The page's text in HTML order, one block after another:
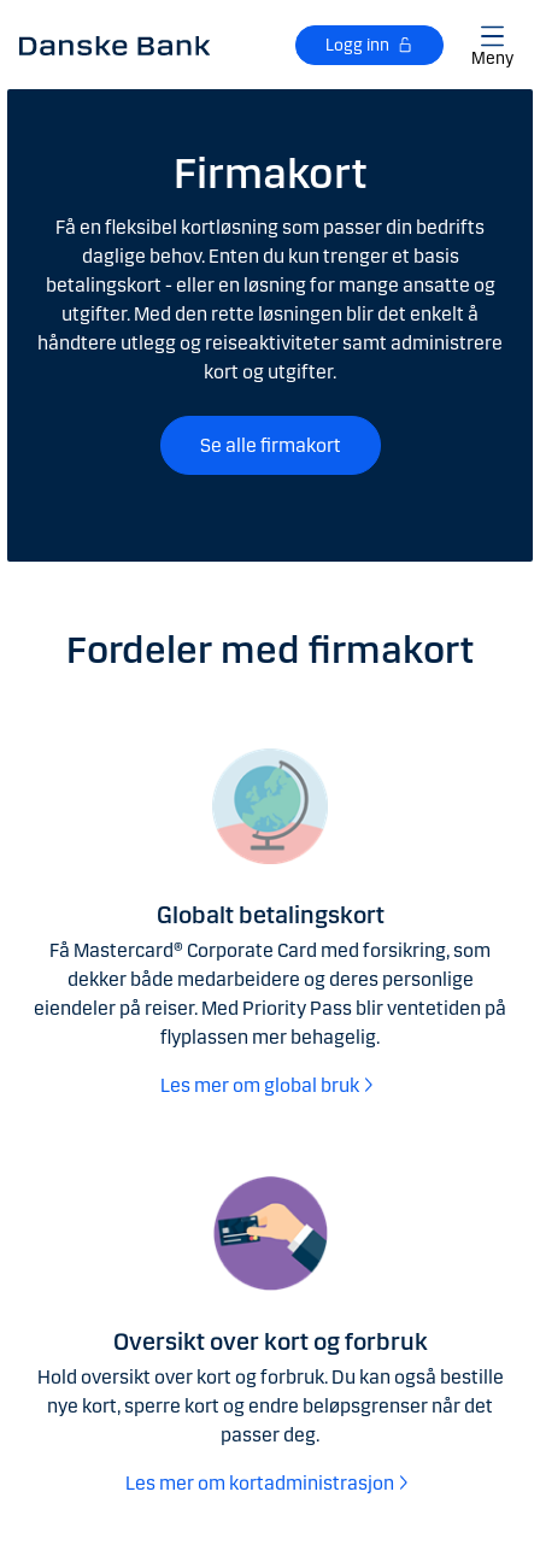
Logg inn
Meny
Firmakort
Få en fleksibel kortløsning som passer din bedrifts
daglige behov. Enten du kun trenger et basis
betalingskort - eller en løsning for mange ansatte og
utgifter. Med den rette løsningen blir det enkelt å
håndtere utlegg og reiseaktiviteter samt administrere
kort og utgifter.
Se alle firmakort
Fordeler med firmakort
Globalt betalingskort
Få Mastercard® Corporate Card med forsikring, som
dekker både medarbeidere og deres personlige
eiendeler på reiser. Med Priority Pass blir ventetiden på
flyplassen mer behagelig.
Les mer om global bruk
Oversikt over kort og forbruk
Hold oversikt over kort og forbruk. Du kan også bestille
nye kort, sperre kort og endre beløpsgrenser når det
passer deg.
Les mer om kortadministrasjon